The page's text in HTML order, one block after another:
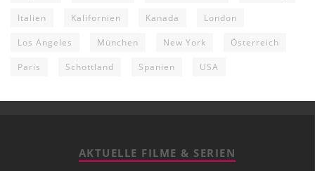
Italien Kalifornien Kanada London
Los Angeles München New York Österreich
Paris Schottland Spanien USA
AKTUELLE FILME & SERIEN